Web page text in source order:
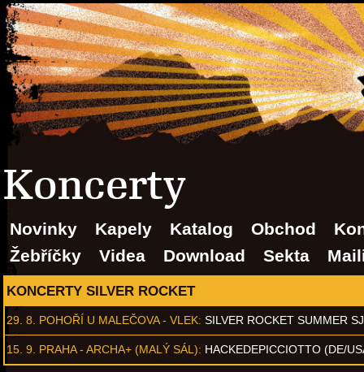
Koncerty
Novinky Kapely Katalog Obchod
Žebříčky
Videa Download Sekta
KONCERTY SILVER ROCKET
29. 8. POHOŘÍ U MALEČOVA - VLEK: SILVER ROCKET SUMMER
15. 9. PRAHA - ARCHA+ (MALÝ SÁL): HACKEDEPICCIOTTO (DE/